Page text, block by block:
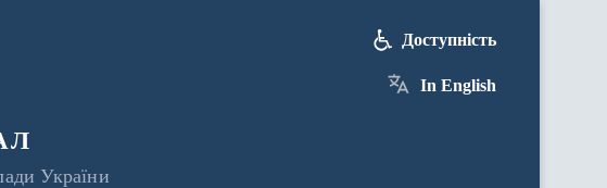
України
Доступність
In English